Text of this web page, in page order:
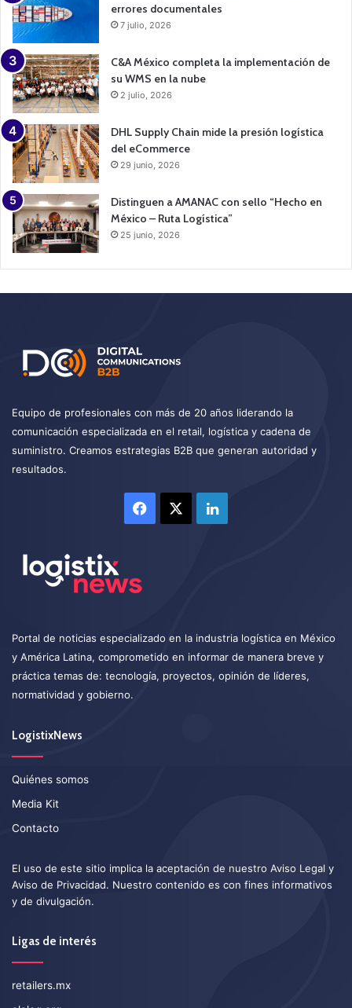
errores documentales
7 julio, 2026
C&A México completa la implementación de
su WMS en la nube
2 julio, 2026
DHL Supply Chain mide la presión logística
del eCommerce
29 junio, 2026
Distinguen a AMANAC con sello “Hecho en
México – Ruta Logística”
25 junio, 2026
Equipo de profesionales con más de 20 años liderando la
comunicación especializada en el retail, logística y cadena de
suministro. Creamos estrategias B2B que generan autoridad y
resultados.
Facebook LinkedIn
Portal de noticias especializado en la industria logística en México
y América Latina, comprometido en informar de manera breve y
práctica temas de: tecnología, proyectos, opinión de líderes,
normatividad y gobierno.
LogistixNews
Quiénes somos
Media Kit
Contacto
El uso de este sitio implica la aceptación de nuestro Aviso Legal y
Aviso de Privacidad. Nuestro contenido es con fines informativos
y de divulgación.
Ligas de interés
retailers.mx